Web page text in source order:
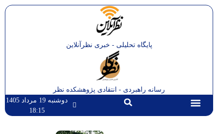
پایگاه تحلیلی - خبری نظرآنلاین
رسانه راهبردی - انتقادی پژوهشکده نظر
دوشنبه 19 مرداد 1405
18:15